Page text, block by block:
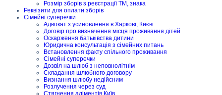
Розмір зборів з реєстрації ТМ, знака
Реквізити для оплати зборів
Сімейні суперечки
Адвокат з усиновлення в Харкові, Києві
Договір про визначення місця проживання дітей
Оскарження батьківства дитини
Юридична консультація з сімейних питань
Встановлення факту спільного проживання
Сімейні суперечки
Дозвіл на шлюб з неповнолітнім
Складання шлюбного договору
Визнання шлюбу недійсним
Розлучення через суд
Стягнення аліментів Київ